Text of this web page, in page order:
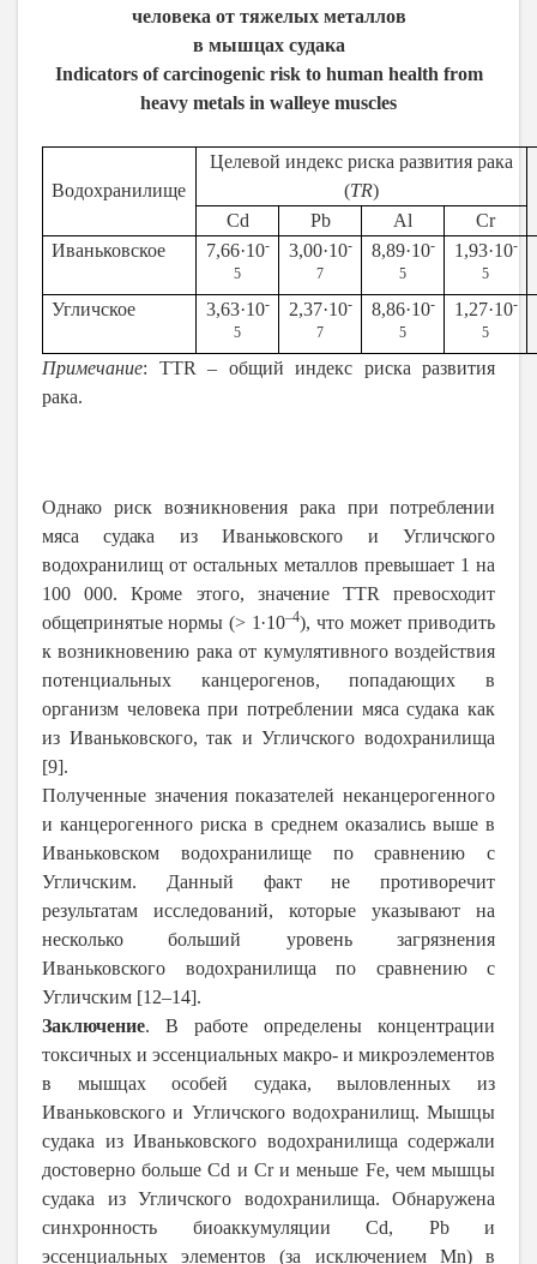
человека от тяжелых металлов
в мышцахсудака
Indicators of carcinogenic risk to human health from
heavy metals in walleye muscles
Водохранилище
Целевой индекс риска развития рака
(TR)
Cd
Pb Al
Cr
Иваньковское
7,66·10-
5
3,00·10-
7
8,89·10-
5
1,93·10-
5
Угличское 3,63·10-
5
2,37·10-
7
8,86·10-
5
1,27·10-
5
Примечание: TTR – общий индекс риска развития
рака.
Однако риск возникновения рака при потреблении
мяса судака из Иваньковского и Угличского
водохранилищ от остальных металлов превышает 1 на
100 000. Кроме этого, значение TTR превосходит
общепринятые нормы (> 1·10–4), что может приводить
к возникновению рака от кумулятивного воздействия
потенциальных канцерогенов, попадающих в
организм человека при потреблении мяса судака как
из Иваньковского, так и Угличского водохранилища
[9].
Полученные значения показателей неканцерогенного
и канцерогенного риска в среднем оказались выше в
Иваньковском водохранилище по сравнению с
Угличским. Данный факт не противоречит
результатам исследований, которые указывают на
несколько больший уровень загрязнения
Иваньковского водохранилища по сравнению с
Угличским [12–14].
Заключение. В работе определены концентрации
токсичных и эссенциальных макро- и микроэлементов
в мышцах особей судака, выловленных из
Иваньковского и Угличского водохранилищ. Мышцы
судака из Иваньковского водохранилища содержали
достоверно больше Cd и Cr и меньше Fe, чем мышцы
судака из Угличского водохранилища. Обнаружена
синхронность биоаккумуляции Cd, Pb и
эссенциальных элементов (за исключением Mn) в